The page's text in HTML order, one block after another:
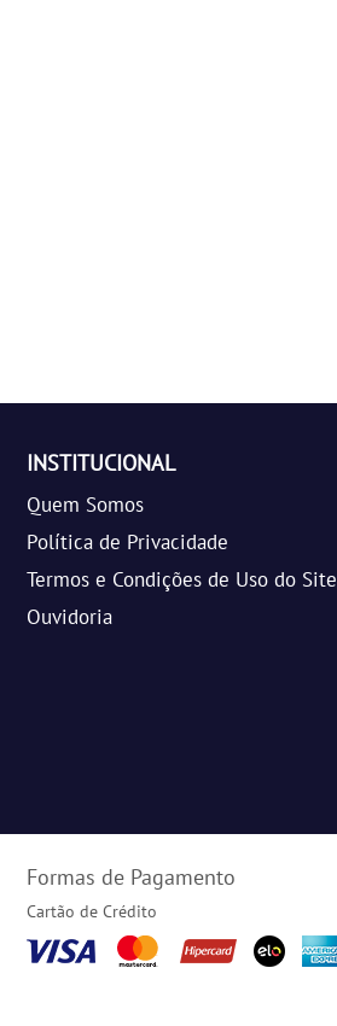
INSTITUCIONAL
Quem Somos
Política de Privacidade
Termos e Condições de Uso do Site
Ouvidoria
Formas de Pagamento
Cartão de Crédito